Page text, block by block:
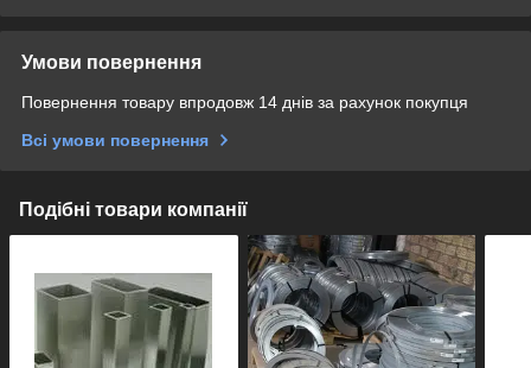
Умови повернення
Повернення товару впродовж 14 днів за рахунок покупця
Всі умови повернення
Подібні товари компанії